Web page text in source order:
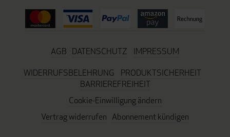
AGB DATENSCHUTZ
IMPRESSUM
WIDERRUFSBELEHRUNG
PRODUKTSICHERHEIT
BARRIEREFREIHEIT
Cookie-Einwilligung ändern
Vertrag widerrufen Abonnement kündigen